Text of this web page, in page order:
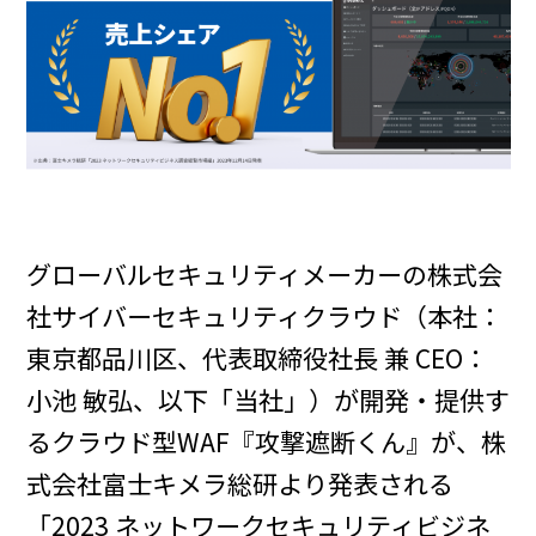
グローバルセキュリティメーカーの株式会
社サイバーセキュリティクラウド（本社：
東京都品川区、代表取締役社長 兼 CEO：
小池 敏弘、以下「当社」）が開発・提供す
るクラウド型WAF『攻撃遮断くん』が、株
式会社富士キメラ総研より発表される
「2023 ネットワークセキュリティビジネ